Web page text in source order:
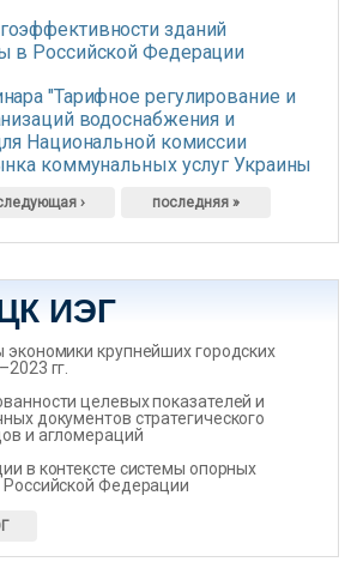
зданий
в Российской Федерации
"Тарифное регулирование и
водоснабжения и
Национальной комиссии
коммунальных услуг Украины
› последняя »
ИЭГ
экономики крупнейших городских
гг.
целевых показателей и
документов стратегического
и агломераций
в контексте системы опорных
Федерации